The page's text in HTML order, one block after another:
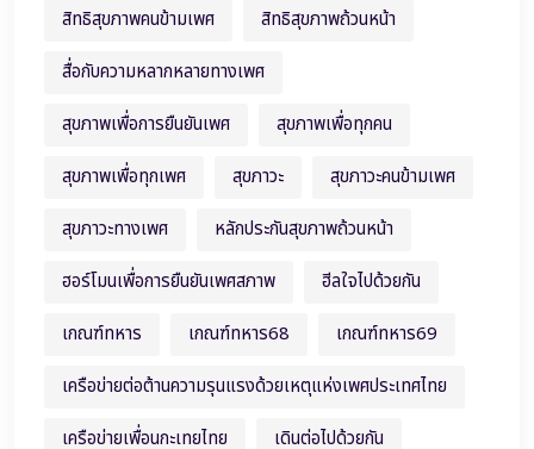
สิทธิสุขภาพคนข้ามเพศ
สิทธิสุขภาพถ้วนหน้า
สื่อกับความหลากหลายทางเพศ
สุขภาพเพื่อการยืนยันเพศ
สุขภาพเพื่อทุกคน
สุขภาพเพื่อทุกเพศ
สุขภาวะ
สุขภาวะคนข้ามเพศ
สุขภาวะทางเพศ
หลักประกันสุขภาพถ้วนหน้า
ฮอร์โมนเพื่อการยืนยันเพศสภาพ
ฮีลใจไปด้วยกัน
เกณฑ์ทหาร
เกณฑ์ทหาร68
เกณฑ์ทหาร69
เครือข่ายต่อต้านความรุนแรงด้วยเหตุแห่งเพศประเทศไทย
เครือข่ายเพื่อนกะเทยไทย
เดินต่อไปด้วยกัน